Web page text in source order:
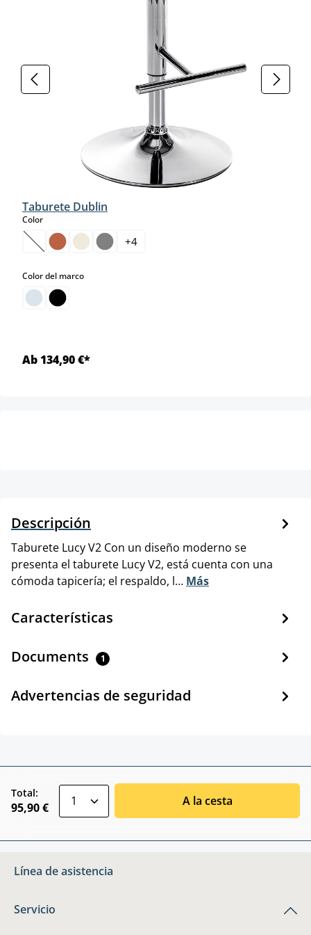
Taburete Dublin
Colorselect
(Esta opción no está disponible en este momento.)
+4
Color del marcoselect
Ab 134,90 €*
Descripción
Taburete Lucy V2 Con un diseño moderno se
presenta el taburete Lucy V2, está cuenta con una
cómoda tapicería; el respaldo, l… Más
Características
Documents 1
Advertencias de seguridad
Total:
95,90 € A la cesta
Línea de asistencia
Servicio